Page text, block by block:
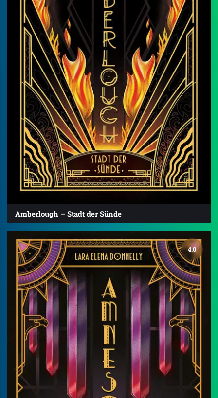
Amberlough – Stadt der Sünde
4.0